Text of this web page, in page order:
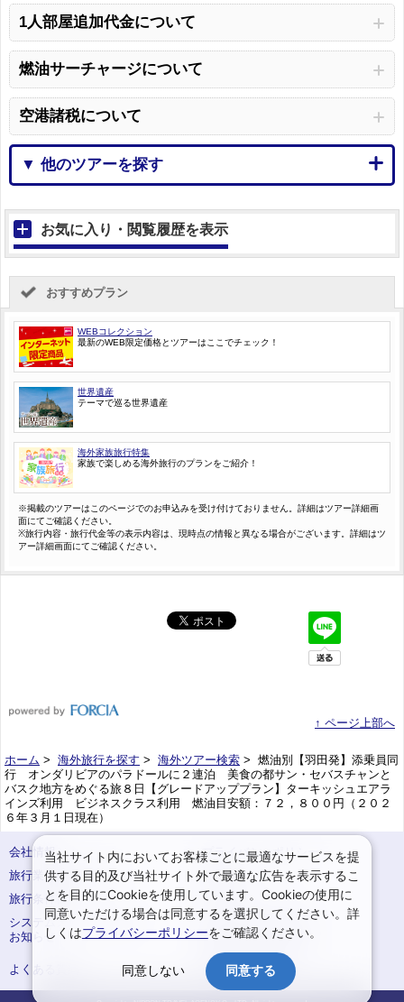
1人部屋追加代金について
燃油サーチャージについて
空港諸税について
▼ 他のツアーを探す
お気に入り・閲覧履歴を表示
おすすめプラン
WEBコレクション
最新のWEB限定価格とツアーはここでチェック！
世界遺産
テーマで巡る世界遺産
海外家族旅行特集
家族で楽しめる海外旅行のプランをご紹介！
※掲載のツアーはこのページでのお申込みを受け付けておりません。詳細はツアー詳細画
面にてご確認ください。
※旅行内容・旅行代金等の表示内容は、現時点の情報と異なる場合がございます。詳細はツ
アー詳細画面にてご確認ください。
↑ ページ上部へ
ホーム > 海外旅行を探す > 海外ツアー検索 > 燃油別【羽田発】添乗員同
行 オンダリビアのパラドールに２連泊 美食の都サン・セバスチャンと
バスク地方をめぐる旅８日【グレードアッププラン】ターキッシュエアラ
インズ利用 ビジネスクラス利用 燃油目安額：７２，８００円（２０２
６年３月１日現在）
会社情報
プライバシーポリシー
旅行業登録票・約款
規約集
旅行条件書
サイトマップ
システムメンテナンスの
お知らせ
お申込みまでの手順
よくある質問
予約確認・変更
当社サイト内においてお客様ごとに最適なサービスを提
供する目的及び当社サイト外で最適な広告を表示するこ
とを目的にCookieを使用しています。Cookieの使用に
同意いただける場合は同意するを選択してください。詳
しくはプライバシーポリシーをご確認ください。
同意しない 同意する